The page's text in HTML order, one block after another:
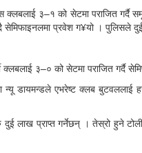
३–१ को सेटमा पराजित
प्रवेश ग¥यो । पुलिसले
क्लबलाई ३–० को सेटमा पराजित
एभरेष्ट क्लब बुटवललाई
लाख प्राप्त गर्नेछन् । तेस्रो हुने